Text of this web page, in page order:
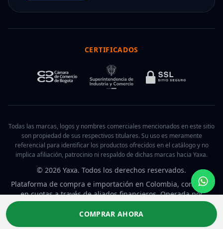
COMPRAR AHORA
CERTIFICADOS
Todas las marcas, logos y nombres comerciales mencionados en este sitio
son propiedad de sus respectivos titulares. Su uso es meramente
referencial para identificar los productos ofrecidos en el catálogo y no
implica afiliación, patrocinio ni respaldo de dichas marcas hacia Yaxa.
© 2026 Yaxa. Todos los derechos reservados.
Plataforma de compra e importación en Colombia, con pago
en cuotas a través de aliados financieros. Operada por
Internet Business Company S.A.S.